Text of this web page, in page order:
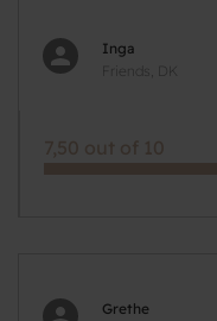
Inga
Friends, DK
7,50 out of 10
Grethe